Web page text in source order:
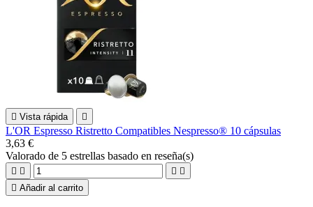
 Vista rápida 
L'OR Espresso Ristretto Compatibles Nespresso® 10 cápsulas
3,63 €
Valorado de 5 estrellas basado en reseña(s)
   
 Añadir al carrito